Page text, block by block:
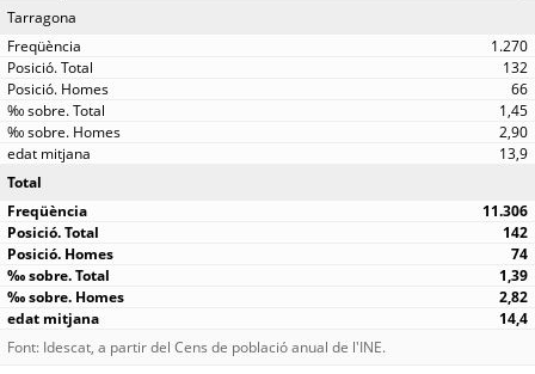
Tarragona
1.270
132
66
1,45
2,90
13,9
Total
11.306
142
74
1,39
2,82
14,4
Font: Idescat, a partir del Cens de població anual de l'INE.